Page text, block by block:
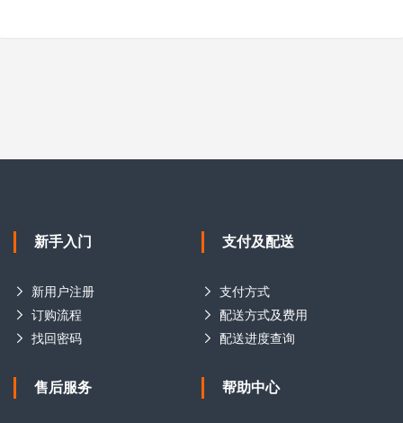
新手入门
新用户注册
订购流程
找回密码
支付及配送
支付方式
配送方式及费用
配送进度查询
售后服务 帮助中心